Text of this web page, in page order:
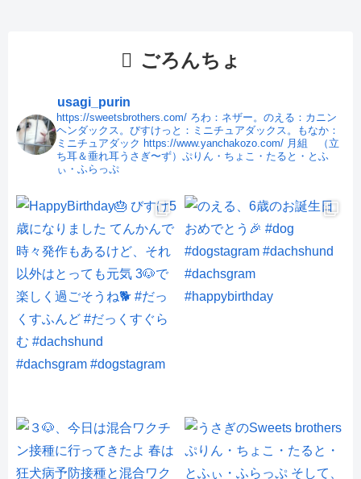
ごろんちょ
usagi_purin
https://sweetsbrothers.com/ ろわ：ネザー。のえる：カニン
ヘンダックス。びすけっと：ミニチュアダックス。もなか：
ミニチュアダック https://www.yanchakozo.com/ 月組 （立
ち耳＆垂れ耳うさぎ〜ず）ぷりん・ちょこ・たると・とふ
ぃ・ふらっぷ